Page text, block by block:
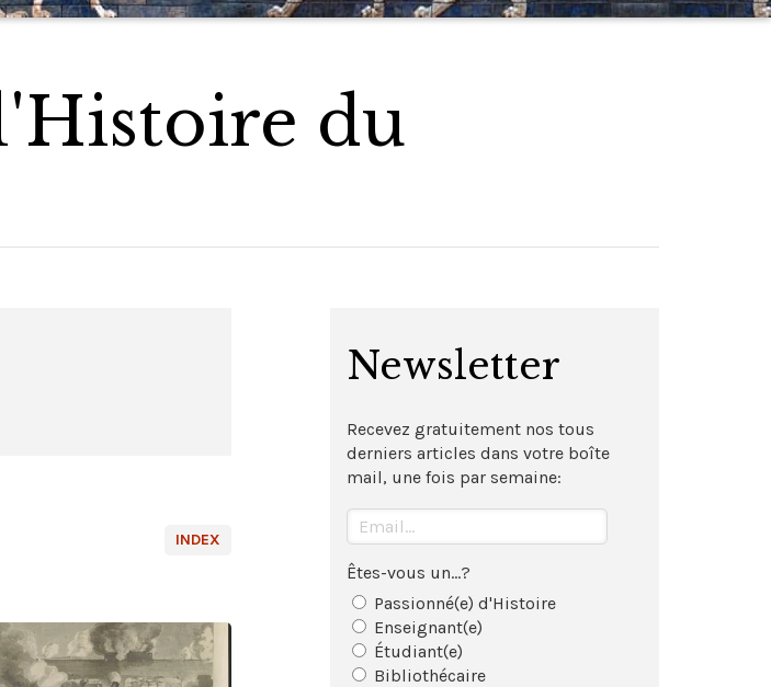
du
INDEX
Newsletter
Recevez gratuitement nos tous
derniers articles dans votre boîte
mail, une fois par semaine:
Êtes-vous un...?
Passionné(e) d'Histoire
Enseignant(e)
Étudiant(e)
Bibliothécaire